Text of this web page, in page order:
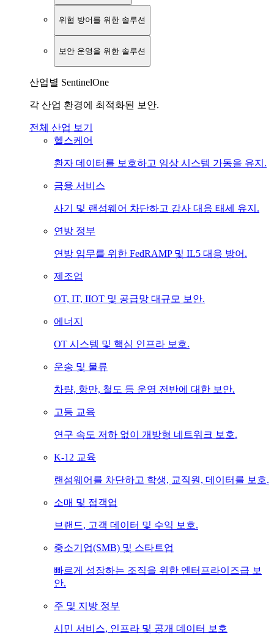
위협 방어를 위한 솔루션
보안 운영을 위한 솔루션
산업별 SentinelOne
각 산업 환경에 최적화된 보안.
전체 산업 보기
헬스케어
환자 데이터를 보호하고 임상 시스템 가동을 유지.
금융 서비스
사기 및 랜섬웨어 차단하고 감사 대응 태세 유지.
연방 정부
연방 임무를 위한 FedRAMP 및 IL5 대응 방어.
제조업
OT, IT, IIOT 및 공급망 대규모 보안.
에너지
OT 시스템 및 핵심 인프라 보호.
운송 및 물류
차량, 항만, 철도 등 운영 전반에 대한 보안.
고등 교육
연구 속도 저하 없이 개방형 네트워크 보호.
K-12 교육
랜섬웨어를 차단하고 학생, 교직원, 데이터를 보호.
소매 및 접객업
브랜드, 고객 데이터 및 수익 보호.
중소기업(SMB) 및 스타트업
빠르게 성장하는 조직을 위한 엔터프라이즈급 보
안.
주 및 지방 정부
시민 서비스, 인프라 및 공개 데이터 보호